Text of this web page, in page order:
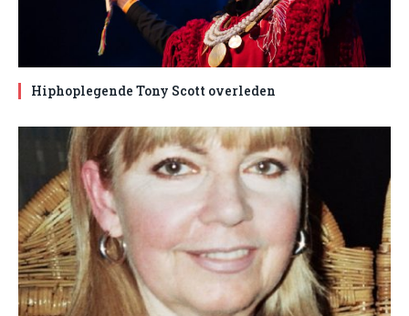
Hiphoplegende Tony Scott overleden